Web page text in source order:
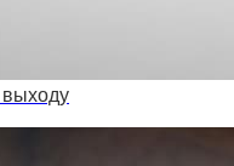
выходу